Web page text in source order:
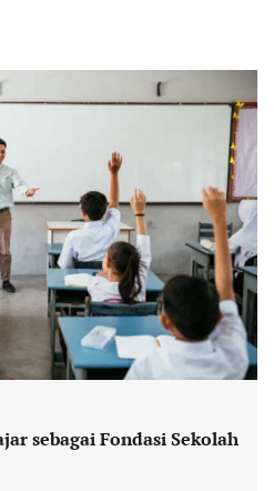
sebagai Fondasi Sekolah